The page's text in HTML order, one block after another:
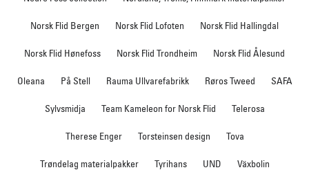
Norsk Flid Bergen Norsk Flid Lofoten Norsk Flid Hallingdal
Norsk Flid Hønefoss Norsk Flid Trondheim Norsk Flid Ålesund
Oleana På Stell Rauma Ullvarefabrikk Røros Tweed SAFA
Sylvsmidja Team Kameleon for Norsk Flid Telerosa
Therese Enger Torsteinsen design Tova
Trøndelag materialpakker Tyrihans UND Växbolin